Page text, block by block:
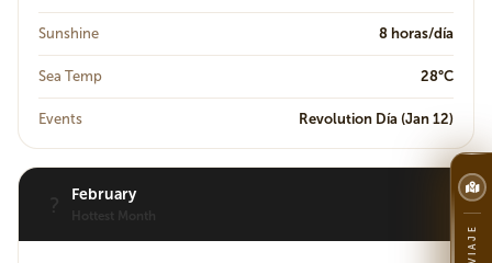
Sunshine 8 horas/día
Sea Temp 28°C
Events Revolution Día (Jan 12)
? February
Hottest Month